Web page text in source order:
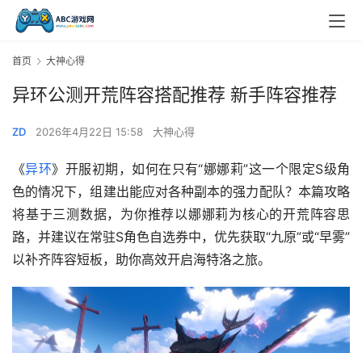
首页 大神心得
异环公测开荒阵容搭配推荐 新手阵容推荐
ZD 2026年4月22日 15:58 大神心得
《异环》开服初期，如何在只有“娜娜莉”这一个限定S级角
色的情况下，组建出能应对各种副本的强力配队？本篇攻略
将基于三测数据，为你推荐以娜娜莉为核心的开荒阵容思
路，并建议在常驻S角色自选券中，优先获取“九原”或“早雾”
以补齐阵容短板，助你高效开启海特洛之旅。